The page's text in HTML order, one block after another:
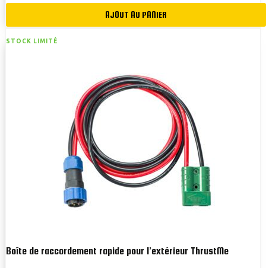
AJOUT AU PANIER
STOCK LIMITÉ
Boîte de raccordement rapide pour l’extérieur ThrustMe